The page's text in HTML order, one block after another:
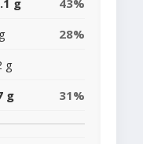
g
43%
28%
g
g 31%